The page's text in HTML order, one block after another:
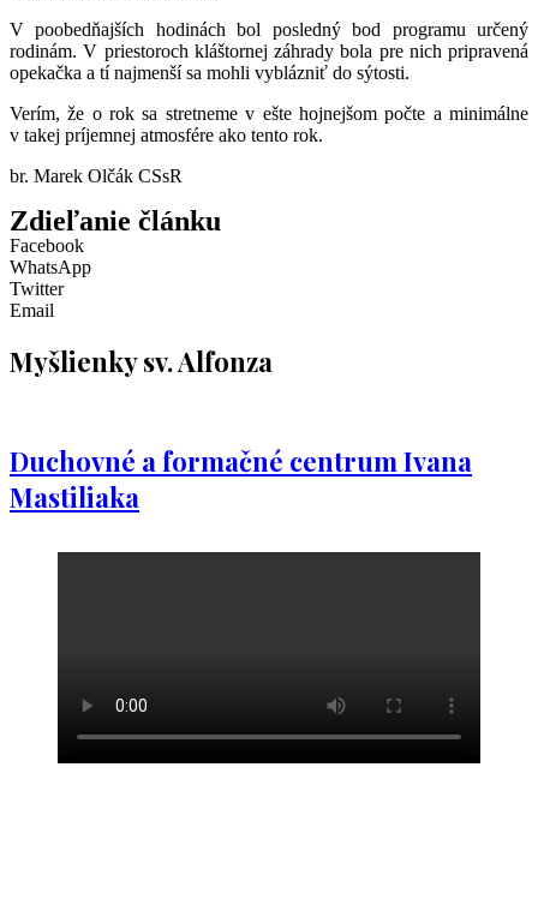
V poobedňajších hodinách bol posledný bod programu určený
rodinám. V priestoroch kláštornej záhrady bola pre nich pripravená
opekačka a tí najmenší sa mohli vyblázniť do sýtosti.
Verím, že o rok sa stretneme v ešte hojnejšom počte a minimálne
v takej príjemnej atmosfére ako tento rok.
br. Marek Olčák CSsR
Zdieľanie článku
Facebook
WhatsApp
Twitter
Email
Myšlienky sv. Alfonza
Duchovné a formačné centrum Ivana
Mastiliaka